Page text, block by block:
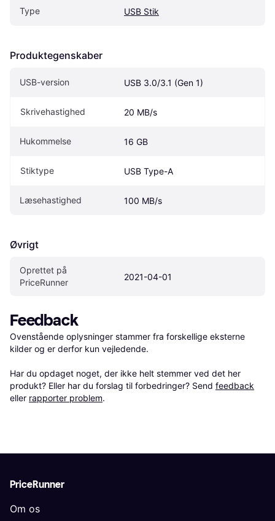
Type USB Stik
Produktegenskaber
USB-version USB 3.0/3.1 (Gen 1)
Skrivehastighed 20 MB/s
Hukommelse 16 GB
Stiktype USB Type-A
Læsehastighed 100 MB/s
Øvrigt
Oprettet på
PriceRunner
2021-04-01
Feedback
Ovenstående oplysninger stammer fra forskellige eksterne
kilder og er derfor kun vejledende.
Har du opdaget noget, der ikke helt stemmer ved det her
produkt? Eller har du forslag til forbedringer? Send feedback
eller rapporter problem.
PriceRunner
Om os